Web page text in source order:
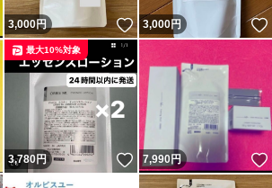
いいね！
3,000円 いいね！
3,000円
いいね！
3,780円 いいね！
最大10%対象
7,990円